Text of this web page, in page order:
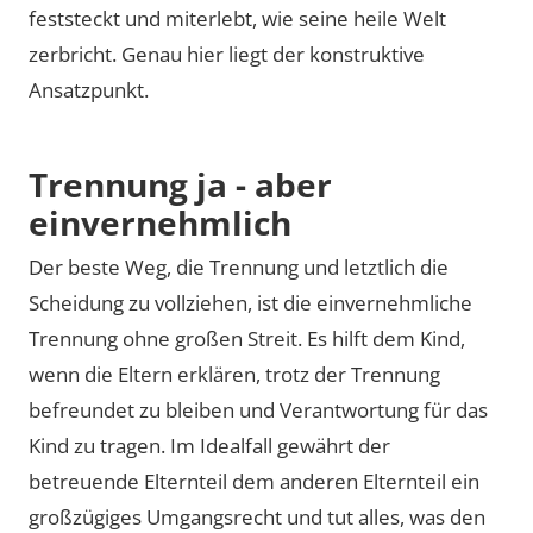
feststeckt und miterlebt, wie seine heile Welt
zerbricht. Genau hier liegt der konstruktive
Ansatzpunkt.
Trennung ja - aber
einvernehmlich
Der beste Weg, die Trennung und letztlich die
Scheidung zu vollziehen, ist die einvernehmliche
Trennung ohne großen Streit. Es hilft dem Kind,
wenn die Eltern erklären, trotz der Trennung
befreundet zu bleiben und Verantwortung für das
Kind zu tragen. Im Idealfall gewährt der
betreuende Elternteil dem anderen Elternteil ein
großzügiges Umgangsrecht und tut alles, was den